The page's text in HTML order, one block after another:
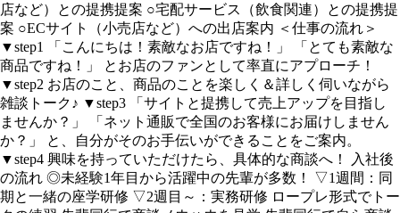
店など）との提携提案 ○宅配サービス（飲食関連）との提携提
案 ○ECサイト（小売店など）への出店案内 ＜仕事の流れ＞
▼step1 「こんにちは！素敵なお店ですね！」 「とても素敵な
商品ですね！」 とお店のファンとして率直にアプローチ！
▼step2 お店のこと、商品のことを楽しく＆詳しく伺いながら
雑談トーク♪ ▼step3 「サイトと提携して売上アップを目指し
ませんか？」 「ネット通販で全国のお客様にお届けしません
か？」 と、自分がそのお手伝いができることをご案内。
▼step4 興味を持っていただけたら、具体的な商談へ！ 入社後
の流れ ◎未経験1年目から活躍中の先輩が多数！ ▽1週間：同
期と一緒の座学研修 ▽2週目～：実務研修 ロープレ形式でトー